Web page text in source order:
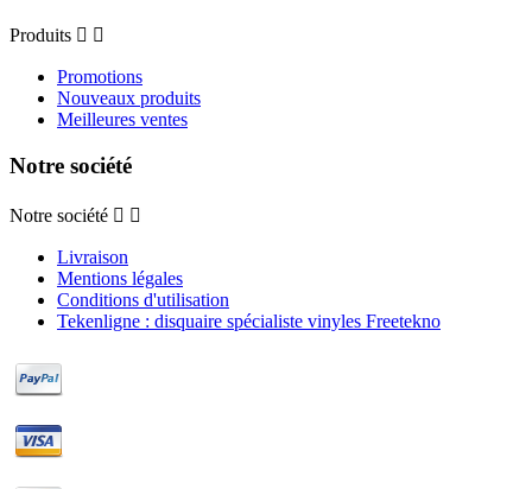
Produits  
Promotions
Nouveaux produits
Meilleures ventes
Notre société
Notre société  
Livraison
Mentions légales
Conditions d'utilisation
Tekenligne : disquaire spécialiste vinyles Freetekno